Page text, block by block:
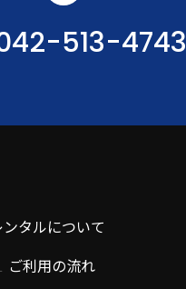
513-4743
ンタルについて
ご利用の流れ